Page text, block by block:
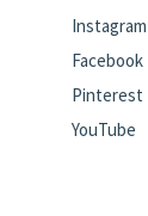
Instagram
Facebook
Pinterest
YouTube